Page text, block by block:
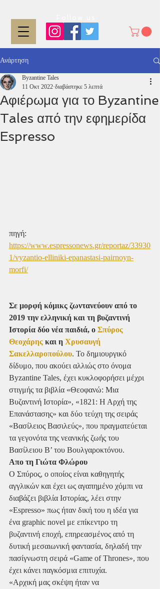
Ανάρτηση
Αφιέρωμα για το Byzantine
Tales από την εφημερίδα
Espresso
Byzantine Tales
11 Οκτ 2022 διαβάστηκε 5 λεπτά
πηγή:
https://www.espressonews.gr/reportaz/33930
1/vyzantio-elliniki-epanastasi-pairnoyn-
morfi/
Σε μορφή κόμικς ζωντανεύουν από το
2019 την ελληνική και τη βυζαντινή
Ιστορία δύο νέα παιδιά, ο Σπύρος
Θεοχάρης και η Χρυσαυγή
Σακελλαροπούλου. Το δημιουργικό
δίδυμο, που ακούει αλλιώς στο όνομα
Byzantine Tales, έχει κυκλοφορήσει μέχρι
στιγμής τα βιβλία «Θεοφανώ: Μια
Βυζαντινή Ιστορία», «1821: Η Αρχή της
Επανάστασης» και δύο τεύχη της σειράς
«Βασίλειος Βασιλεύς», που πραγματεύεται
τα γεγονότα της νεανικής ζωής του
Βασίλειου Β’ του Βουλγαροκτόνου.
Απο τη Γιώτα Φλώρου
Ο Σπύρος, ο οποίος είναι καθηγητής
αγγλικών και έχει ως αγαπημένο χόμπι να
διαβάζει βιβλία Ιστορίας, λέει στην
«Espresso» πως ήταν δική του η ιδέα για
ένα graphic novel με επίκεντρο τη
βυζαντινή εποχή, επηρεασμένος από τη
δυτική μεσαιωνική φαντασία, δηλαδή την
πασίγνωστη σειρά «Game of Thrones», που
έχει κάνει παγκόσμια επιτυχία.
«Αρχική μας σκέψη ήταν να